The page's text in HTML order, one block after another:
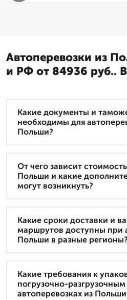
Автоперевозки из
и РФ от 84936 руб..
Какие документы и
необходимы для
Польши?
От чего зависит
Польши и какие
могут возникнуть?
Какие сроки доставки и
маршрутов доступны при
Польши в разные регионы?
Какие требования к
погрузочно-
автоперевозках из